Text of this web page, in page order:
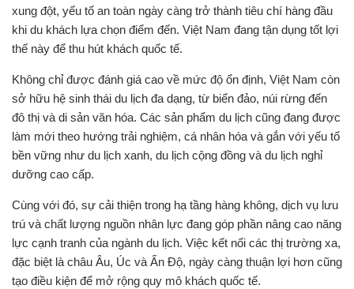
xung đột, yếu tố an toàn ngày càng trở thành tiêu chí hàng đầu
khi du khách lựa chọn điểm đến. Việt Nam đang tận dụng tốt lợi
thế này để thu hút khách quốc tế.
Không chỉ được đánh giá cao về mức độ ổn định, Việt Nam còn
sở hữu hệ sinh thái du lịch đa dạng, từ biển đảo, núi rừng đến
đô thị và di sản văn hóa. Các sản phẩm du lịch cũng đang được
làm mới theo hướng trải nghiệm, cá nhân hóa và gắn với yếu tố
bền vững như du lịch xanh, du lịch cộng đồng và du lịch nghỉ
dưỡng cao cấp.
Cùng với đó, sự cải thiện trong hạ tầng hàng không, dịch vụ lưu
trú và chất lượng nguồn nhân lực đang góp phần nâng cao năng
lực cạnh tranh của ngành du lịch. Việc kết nối các thị trường xa,
đặc biệt là châu Âu, Úc và Ấn Độ, ngày càng thuận lợi hơn cũng
tạo điều kiện để mở rộng quy mô khách quốc tế.